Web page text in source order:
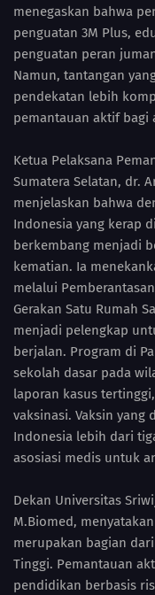
menegaskan bahwa
penguatan 3M Plus,
penguatan peran
Namun, tantangan
pendekatan lebih
pemantauan aktif bagi
Ketua Pelaksana
Sumatera Selatan, dr.
menjelaskan bahwa
Indonesia yang kerap
berkembang menjadi
kematian. Ia
melalui
Gerakan Satu Rumah
menjadi pelengkap
berjalan. Program di
sekolah dasar pada
laporan kasus
vaksinasi. Vaksin yang
Indonesia lebih dari
asosiasi medis untuk
Dekan Universitas
M.Biomed,
merupakan bagian
Tinggi. Pemantauan
pendidikan berbasis